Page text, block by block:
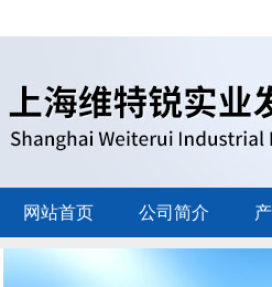
网站首页 公司简介